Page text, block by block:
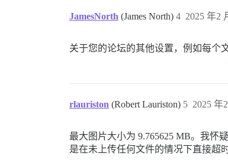
JamesNorth (James North) 2025 年2
4
关于您的论坛的其他设置，例如每个
rlauriston (Robert Lauriston) 2025 年
5
最大图片大小为 9.765625 MB。我怀
是在未上传任何文件的情况下直接超时